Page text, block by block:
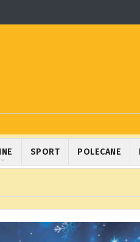
SPORT POLECANE